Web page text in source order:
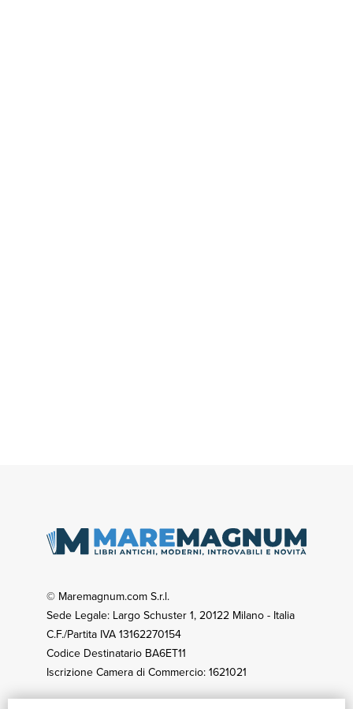
© Maremagnum.com S.r.l.
Sede Legale: Largo Schuster 1, 20122 Milano - Italia
C.F./Partita IVA 13162270154
Codice Destinatario BA6ET11
Iscrizione Camera di Commercio: 1621021